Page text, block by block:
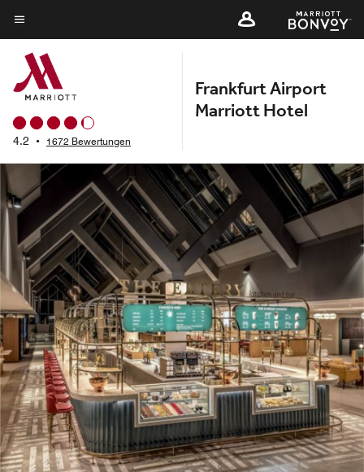
Skip
to
main
content
Menütext
4.2 • 1672 Bewertungen
Frankfurt Airport
Marriott Hotel